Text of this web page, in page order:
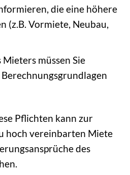
die eine höhere
(z.B. Vormiete, Neubau,
müssen Sie
Pflichten kann zur
hoch vereinbarten Miete
des